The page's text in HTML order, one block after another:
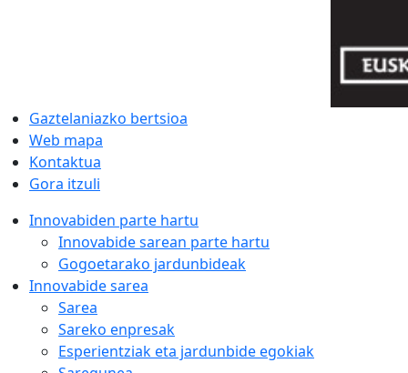
Gaztelaniazko bertsioa
Web mapa
Kontaktua
Gora itzuli
Innovabiden parte hartu
Innovabide sarean parte hartu
Gogoetarako jardunbideak
Innovabide sarea
Sarea
Sareko enpresak
Esperientziak eta jardunbide egokiak